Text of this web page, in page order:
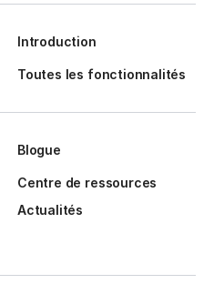
Introduction
Toutes les fonctionnalités
Blogue
Centre de ressources
Actualités